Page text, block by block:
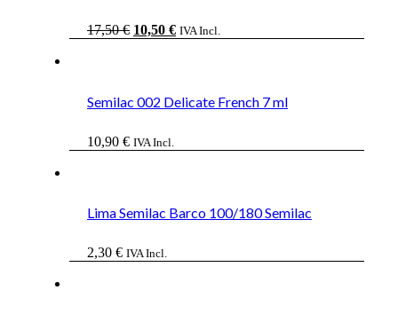
17,50€ El
10,50 €ElIVA Incl.
Semilac 002 Delicate French 7 ml
10,90 € IVA Incl.
Lima Semilac Barco 100/180 Semilac
2,30 € IVA Incl.